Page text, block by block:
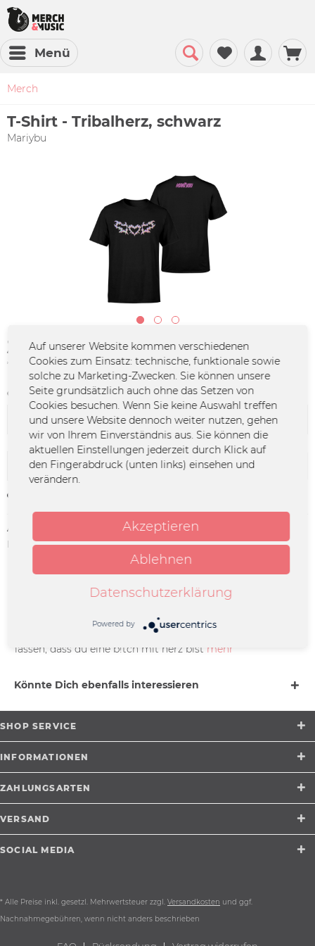
Menü
Merch
T-Shirt - Tribalherz, schwarz
Mariybu
30,00 € *
*inkl. MwSt.zzgl. Versandkosten
Größe:
In den Warenkorb
Artikel-Nr.:
MARI-0007
Herstellerinfo:
Merchcowboy GmbH & Co. KG
Friedrich-Ebert-Straße 7 | 48153
freche shirts mit tribalherzen um die welt wissen zu
lassen, dass du eine b!tch mit herz bist mehr
Könnte Dich ebenfalls interessieren
SHOP SERVICE
INFORMATIONEN
ZAHLUNGSARTEN
VERSAND
SOCIAL MEDIA
* Alle Preise inkl. gesetzl. Mehrwertsteuer zzgl. Versandkosten und ggf.
Nachnahmegebühren, wenn nicht anders beschrieben
Auf unserer Website kommen verschiedenen
Cookies zum Einsatz: technische, funktionale sowie
solche zu Marketing-Zwecken. Sie können unsere
Seite grundsätzlich auch ohne das Setzen von
Cookies besuchen. Wenn Sie keine Auswahl treffen
und unsere Website dennoch weiter nutzen, gehen
wir von Ihrem Einverständnis aus. Sie können die
aktuellen Einstellungen jederzeit durch Klick auf
den Fingerabdruck (unten links) einsehen und
verändern.
Akzeptieren
Ablehnen
Datenschutzerklärung
Powered by